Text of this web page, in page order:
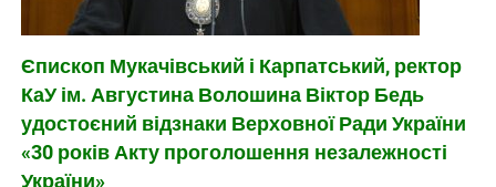
Єпископ Мукачівський і Карпатський, ректор
КаУ ім. Августина Волошина Віктор Бедь
удостоєний відзнаки Верховної Ради України
«30 років Акту проголошення незалежності
України»